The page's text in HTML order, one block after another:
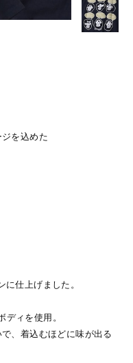
を込めた
仕上げました。
ィを使用。
、着込むほどに味が出る